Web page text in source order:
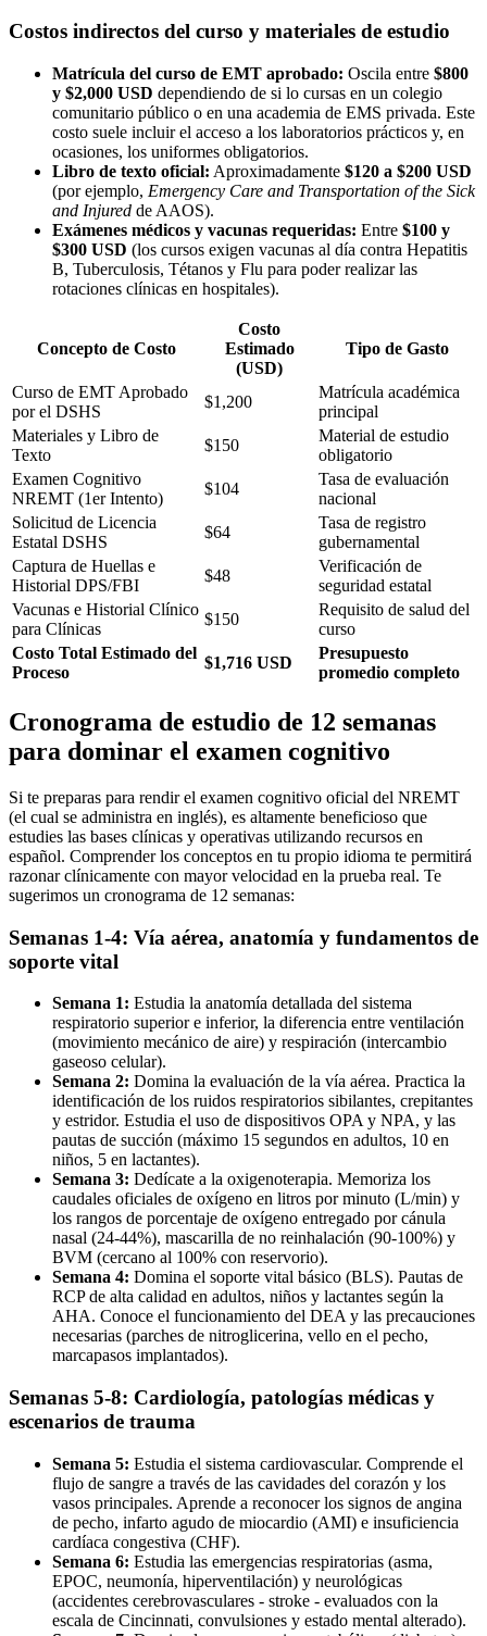
Costos indirectos del curso y materiales de estudio
Matrícula del curso de EMT aprobado: Oscila entre $800
y $2,000 USD dependiendo de si lo cursas en un colegio
comunitario público o en una academia de EMS privada. Este
costo suele incluir el acceso a los laboratorios prácticos y, en
ocasiones, los uniformes obligatorios.
Libro de texto oficial: Aproximadamente $120 a $200 USD
(por ejemplo, Emergency Care and Transportation of the Sick
and Injured de AAOS).
Exámenes médicos y vacunas requeridas: Entre $100 y
$300 USD (los cursos exigen vacunas al día contra Hepatitis
B, Tuberculosis, Tétanos y Flu para poder realizar las
rotaciones clínicas en hospitales).
Concepto de Costo
Costo
Estimado
(USD)
Tipo de Gasto
Curso de EMT Aprobado
por el DSHS
$1,200
Matrícula académica
principal
Materiales y Libro de
Texto
$150
Material de estudio
obligatorio
Examen Cognitivo
NREMT (1er Intento)
$104
Tasa de evaluación
nacional
Solicitud de Licencia
Estatal DSHS
$64
Tasa de registro
gubernamental
Captura de Huellas e
Historial DPS/FBI
$48
Verificación de
seguridad estatal
Vacunas e Historial Clínico
para Clínicas
$150
Requisito de salud del
curso
Costo Total Estimado del
Proceso
$1,716 USD
Presupuesto
promedio completo
Cronograma de estudio de 12 semanas
para dominar el examen cognitivo
Si te preparas para rendir el examen cognitivo oficial del NREMT
(el cual se administra en inglés), es altamente beneficioso que
estudies las bases clínicas y operativas utilizando recursos en
español. Comprender los conceptos en tu propio idioma te permitirá
razonar clínicamente con mayor velocidad en la prueba real. Te
sugerimos un cronograma de 12 semanas:
Semanas 1-4: Vía aérea, anatomía y fundamentos de
soporte vital
Semana 1: Estudia la anatomía detallada del sistema
respiratorio superior e inferior, la diferencia entre ventilación
(movimiento mecánico de aire) y respiración (intercambio
gaseoso celular).
Semana 2: Domina la evaluación de la vía aérea. Practica la
identificación de los ruidos respiratorios sibilantes, crepitantes
y estridor. Estudia el uso de dispositivos OPA y NPA, y las
pautas de succión (máximo 15 segundos en adultos, 10 en
niños, 5 en lactantes).
Semana 3: Dedícate a la oxigenoterapia. Memoriza los
caudales oficiales de oxígeno en litros por minuto (L/min) y
los rangos de porcentaje de oxígeno entregado por cánula
nasal (24-44%), mascarilla de no reinhalación (90-100%) y
BVM (cercano al 100% con reservorio).
Semana 4: Domina el soporte vital básico (BLS). Pautas de
RCP de alta calidad en adultos, niños y lactantes según la
AHA. Conoce el funcionamiento del DEA y las precauciones
necesarias (parches de nitroglicerina, vello en el pecho,
marcapasos implantados).
Semanas 5-8: Cardiología, patologías médicas y
escenarios de trauma
Semana 5: Estudia el sistema cardiovascular. Comprende el
flujo de sangre a través de las cavidades del corazón y los
vasos principales. Aprende a reconocer los signos de angina
de pecho, infarto agudo de miocardio (AMI) e insuficiencia
cardíaca congestiva (CHF).
Semana 6: Estudia las emergencias respiratorias (asma,
EPOC, neumonía, hiperventilación) y neurológicas
(accidentes cerebrovasculares - stroke - evaluados con la
escala de Cincinnati, convulsiones y estado mental alterado).